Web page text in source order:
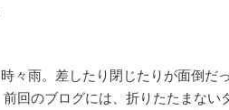
々雨。差したり閉じたりが面倒だ
回のブログには、折りたたまない